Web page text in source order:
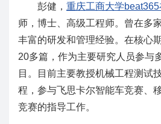
彭健， 重庆工商大学
师，博士、高级工程师。曾在多
丰富的研发和管理经验。在核心
20多篇，作为主要研究人员参与
目。目前主要教授机械工程测试
程，参与飞思卡尔智能车竞赛、
竞赛的指导工作。